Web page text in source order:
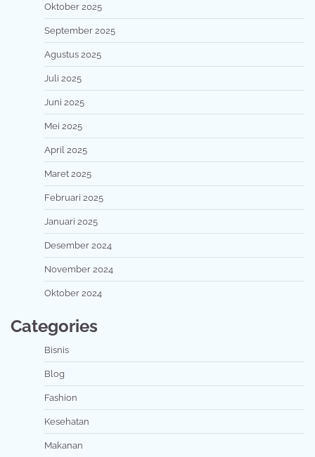
Oktober 2025
September 2025
Agustus 2025
Juli 2025
Juni 2025
Mei 2025
April 2025
Maret 2025
Februari 2025
Januari 2025
Desember 2024
November 2024
Oktober 2024
Categories
Bisnis
Blog
Fashion
Kesehatan
Makanan